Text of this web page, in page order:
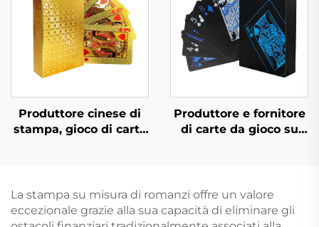
poker personalizzate
Produttore cinese di
stampa, gioco di carte
entrambi i lati
Produttore e fornitore
di carte da gioco su
stampa e confezione
personalizzata per
adulti e coppie
La stampa su misura di romanzi offre un valore
eccezionale grazie alla sua capacità di eliminare gli